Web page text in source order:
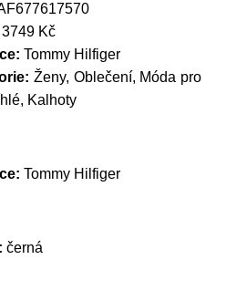
3749 Kč
Tommy Hilfiger
Ženy, Oblečení, Móda pro
Kalhoty
Tommy Hilfiger
černá